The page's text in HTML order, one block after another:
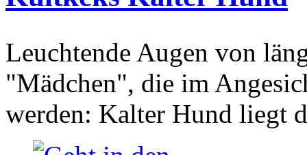
Leuchtende Augen von
"Mädchen", die im
werden: Kalter Hund liegt